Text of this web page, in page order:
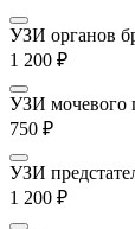
УЗИ органов
1 200 ₽
УЗИ мочевого
750 ₽
УЗИ
1 200 ₽